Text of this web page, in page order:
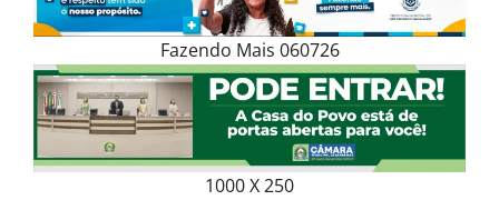
Fazendo Mais 060726
1000 X 250